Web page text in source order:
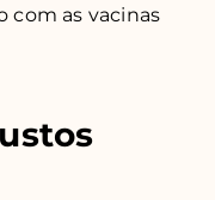
com as vacinas